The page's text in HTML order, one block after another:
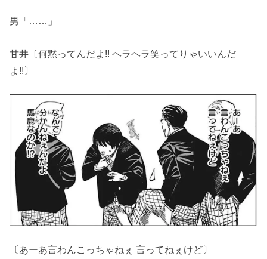
男「……」
甘井〔何黙ってんだよ!! ヘラヘラ笑ってりゃいいんだ
よ!!〕
〔あーあ言わんこっちゃねぇ 言ってねぇけど〕